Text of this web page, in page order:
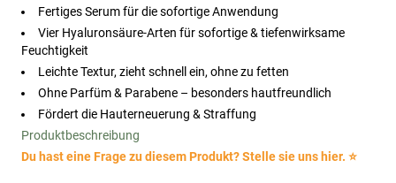
Fertiges Serum für die sofortige Anwendung
Vier Hyaluronsäure-Arten für sofortige & tiefenwirksame
Feuchtigkeit
Leichte Textur, zieht schnell ein, ohne zu fetten
Ohne Parfüm & Parabene – besonders hautfreundlich
Fördert die Hauterneuerung & Straffung
Produktbeschreibung
Du hast eine Frage zu diesem Produkt? Stelle sie uns hier. ⭐